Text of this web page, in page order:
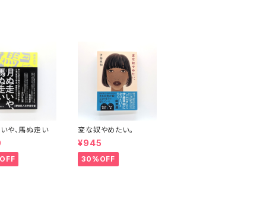
や、馬ぬ走い 変な奴やめたい。
¥945
30%OFF